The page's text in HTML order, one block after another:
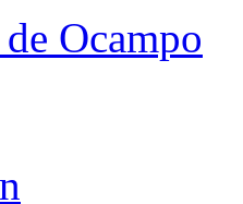
Ocampo